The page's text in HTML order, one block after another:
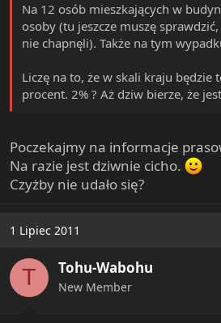
Na 12 osób mieszkających w
osoby (tu jeszcze muszę
nie chapnęli). Także na tym
Liczę na to, że w skali kraju będzie
procent. 2% ? Aż dziw bierze, że
Poczekajmy na informacje
Na razie jest dziwnie cicho.
Czyżby nie udało się?
1 Lipiec 2011
T Tohu-Wabohu
New Member